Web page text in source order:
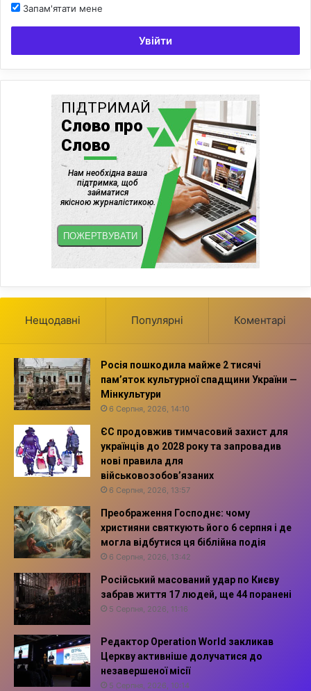
Запам'ятати мене
Увійти
Нещодавні Популярні Коментарі
Росія пошкодила майже 2 тисячі
пам’яток культурної спадщини України —
Мінкультури
6 Серпня, 2026, 14:10
ЄС продовжив тимчасовий захист для
українців до 2028 року та запровадив
нові правила для
військовозобов’язаних
6 Серпня, 2026, 13:57
Преображення Господнє: чому
християни святкують його 6 серпня і де
могла відбутися ця біблійна подія
6 Серпня, 2026, 13:42
Російський масований удар по Києву
забрав життя 17 людей, ще 44 поранені
5 Серпня, 2026, 11:16
Редактор Operation World закликав
Церкву активніше долучатися до
незавершеної місії
5 Серпня, 2026, 10:14